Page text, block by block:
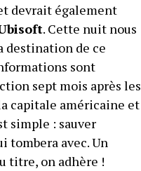
devrait également
. Cette nuit nous
destination de ce
sont
sept mois après les
capitale américaine et
simple : sauver
tombera avec. Un
titre, on adhère !